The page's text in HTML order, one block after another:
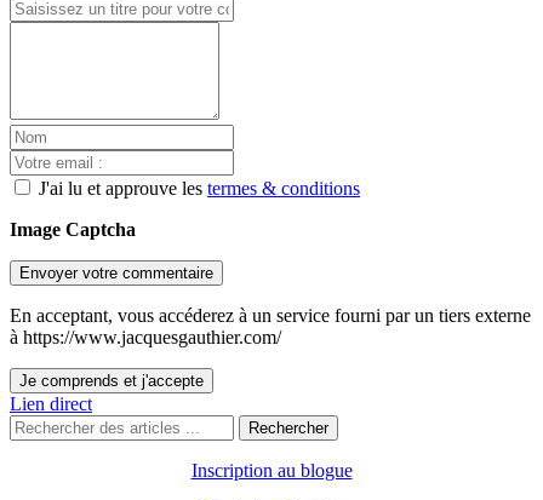
J'ai lu et approuve les termes & conditions
Image Captcha
Envoyer votre commentaire
En acceptant, vous accéderez à un service fourni par un tiers externe
à https://www.jacquesgauthier.com/
Je comprends et j'accepte
Lien direct
Rechercher
Inscription au blogue